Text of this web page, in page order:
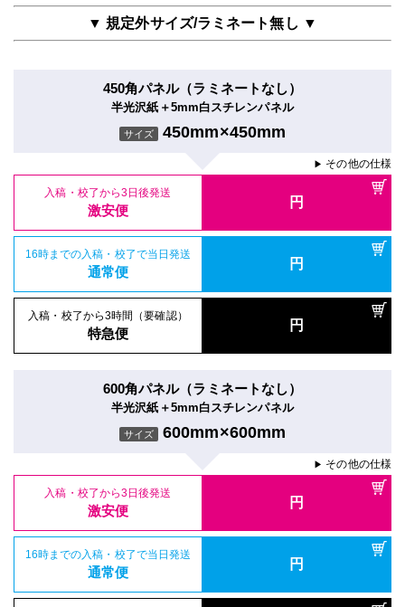
▼ 規定外サイズ/ラミネート無し ▼
450角パネル（ラミネートなし）
半光沢紙＋5mm白スチレンパネル
サイズ 450mm×450mm
▶ その他の仕様
入稿・校了から3日後発送
激安便 円
16時までの入稿・校了で当日発送
通常便 円
入稿・校了から3時間（要確認）
特急便 円
600角パネル（ラミネートなし）
半光沢紙＋5mm白スチレンパネル
サイズ 600mm×600mm
▶ その他の仕様
入稿・校了から3日後発送
激安便 円
16時までの入稿・校了で当日発送
通常便 円